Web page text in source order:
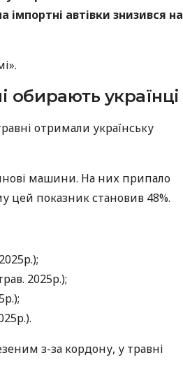
автівки знизився на
обирають українці
отримали українську
машини. На них припало
цей показник становив 48%.
2025р.);
з-за кордону, у травні